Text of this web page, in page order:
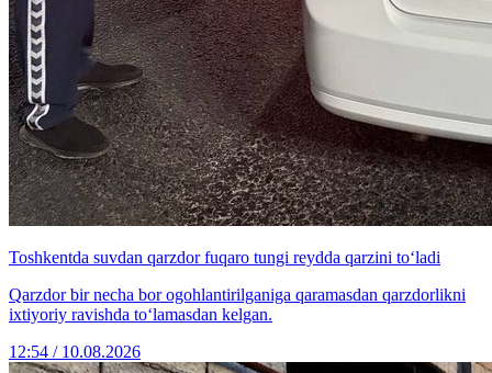
Toshkentda suvdan qarzdor fuqaro tungi reydda qarzini to‘ladi
Qarzdor bir necha bor ogohlantirilganiga qaramasdan qarzdorlikni
ixtiyoriy ravishda to‘lamasdan kelgan.
12:54 / 10.08.2026